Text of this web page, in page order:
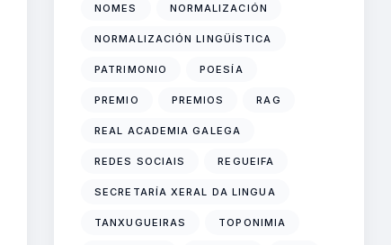
NOMES NORMALIZACIÓN
NORMALIZACIÓN LINGÜÍSTICA
PATRIMONIO POESÍA
PREMIO PREMIOS RAG
REAL ACADEMIA GALEGA
REDES SOCIAIS REGUEIFA
SECRETARÍA XERAL DA LINGUA
TANXUGUEIRAS TOPONIMIA